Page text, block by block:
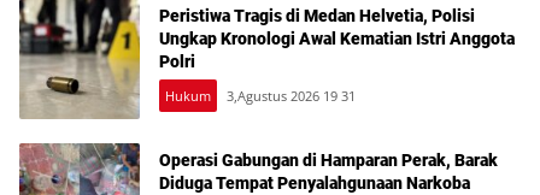
Peristiwa Tragis di Medan Helvetia, Polisi
Ungkap Kronologi Awal Kematian Istri Anggota
Polri
Hukum 3,Agustus 2026 19 31
Operasi Gabungan di Hamparan Perak, Barak
Diduga Tempat Penyalahgunaan Narkoba